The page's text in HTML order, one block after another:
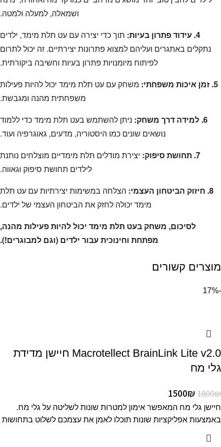
ושמאלה, למעלה ולמטה.
4. עידוד פתרון בעיות:
תוך כדי יצירה עם עט תלת מימד, ילדים
נתקלים באתגרים ועליהם למצוא פתרונות יצירתיים. זה יכול לתרום
לפיתוח מיומנויות פתרון בעיות וחשיבה ביקורתית.
5. זמן איכות משפחתי:
משחק עם עט תלת מימד יכול להיות פעילות
משפחתית מהנה ומגבשת.
6. למידה דרך משחק:
ניתן להשתמש בעט תלת מימד כדי ללמוד
נושאים שונים כמו היסטוריה, מדעים, גאוגרפיה ועוד.
7. תחושת סיפוק:
יצירת מודלים תלת מימדיים מוצלחים נותנת
לילדים תחושת סיפוק וגאווה.
8. חיזוק הביטחון העצמי:
הצלחה במשימות יצירתיות עם עט תלת
מימד יכולה לחזק את הביטחון העצמי של ילדים.
לסיכום, משחק בעט תלת מימד יכול להיות פעילות מהנה,
מפתחת וחינוכית עבור ילדים (וגם למבוגרים!).
מוצרים קשורים
-17%
Macrotellect BrainLink Lite v2.0 חיישן מדידת
גלי מח
1800₪
1500₪
חיישן גלי מח המאפשר אימון למטרות שונות לשליטה על גלי מח.
באמצעות אפליקציות שונות תוכלו לאמן את עצמכם לשלוט בתחושות